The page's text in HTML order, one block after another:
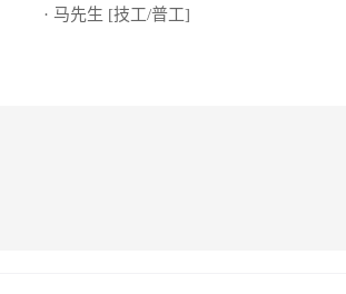
· 马先生 [技工/普工]